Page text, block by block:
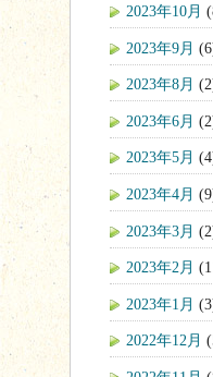
2023年10月
2023年9月
2023年8月
2023年6月
2023年5月
2023年4月
2023年3月
2023年2月
2023年1月
2022年12月